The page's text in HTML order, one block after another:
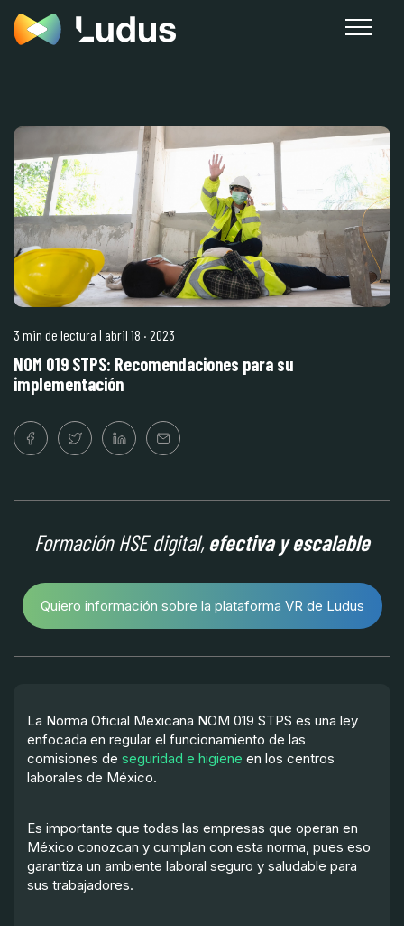
3 min de lectura | abril 18 · 2023
NOM 019 STPS: Recomendaciones para su
implementación
Formación HSE digital,efectiva y escalable
Quiero información sobre la plataforma VR de Ludus
La Norma Oficial Mexicana NOM 019 STPS es una ley
enfocada en regular el funcionamiento de las
comisiones de seguridad e higiene en los centros
laborales de México.
Es importante que todas las empresas que operan en
México conozcan y cumplan con esta norma, pues eso
garantiza un ambiente laboral seguro y saludable para
sus trabajadores.